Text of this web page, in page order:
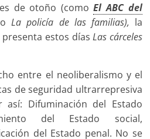
de otoño (comoEl ABC del
oLa policía de las familias), la
estos díasLas cárceles
entre el neoliberalismo y el
de seguridad ultrarrepresiva
Difuminación del Estado
del Estado social,
del Estado penal. No se